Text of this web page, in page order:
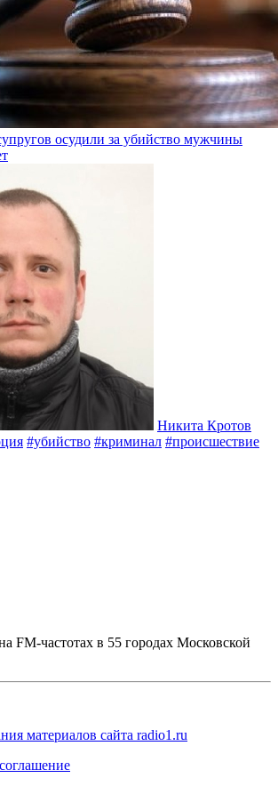
осудили за убийство мужчины
Никита Кротов
#убийство #криминал #происшествие
FM-частотах в 55 городах Московской
материалов сайта radio1.ru